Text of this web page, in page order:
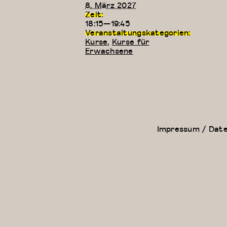
8. März 2027
Zeit:
18:15—19:45
Veranstaltungskategorien:
Kurse, Kurse für
Erwachsene
Impressum /